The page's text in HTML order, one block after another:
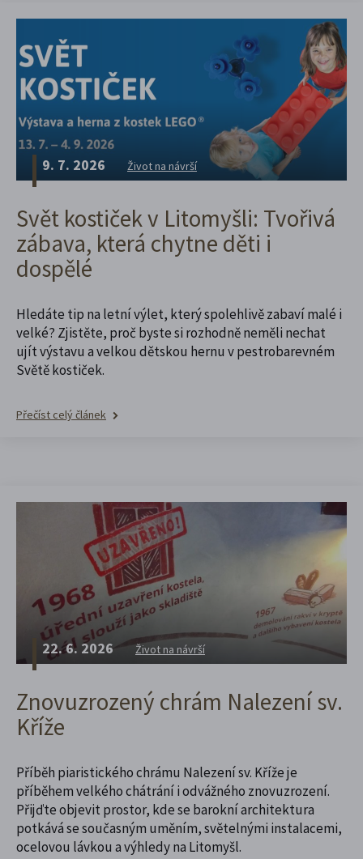
9. 7. 2026 Život na návrší
Svět kostiček v Litomyšli: Tvořivá
zábava, která chytne děti i
dospělé
Hledáte tip na letní výlet, který spolehlivě zabaví malé i
velké? Zjistěte, proč byste si rozhodně neměli nechat
ujít výstavu a velkou dětskou hernu v pestrobarevném
Světě kostiček.
Přečíst celý článek
22. 6. 2026 Život na návrší
Znovuzrozený chrám Nalezení sv.
Kříže
Příběh piaristického chrámu Nalezení sv. Kříže je
příběhem velkého chátrání i odvážného znovuzrození.
Přijďte objevit prostor, kde se barokní architektura
potkává se současným uměním, světelnými instalacemi,
ocelovou lávkou a výhledy na Litomyšl.